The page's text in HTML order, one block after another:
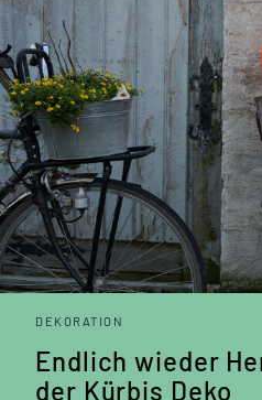
DEKORATION
Endlich wieder
der Kürbis Deko